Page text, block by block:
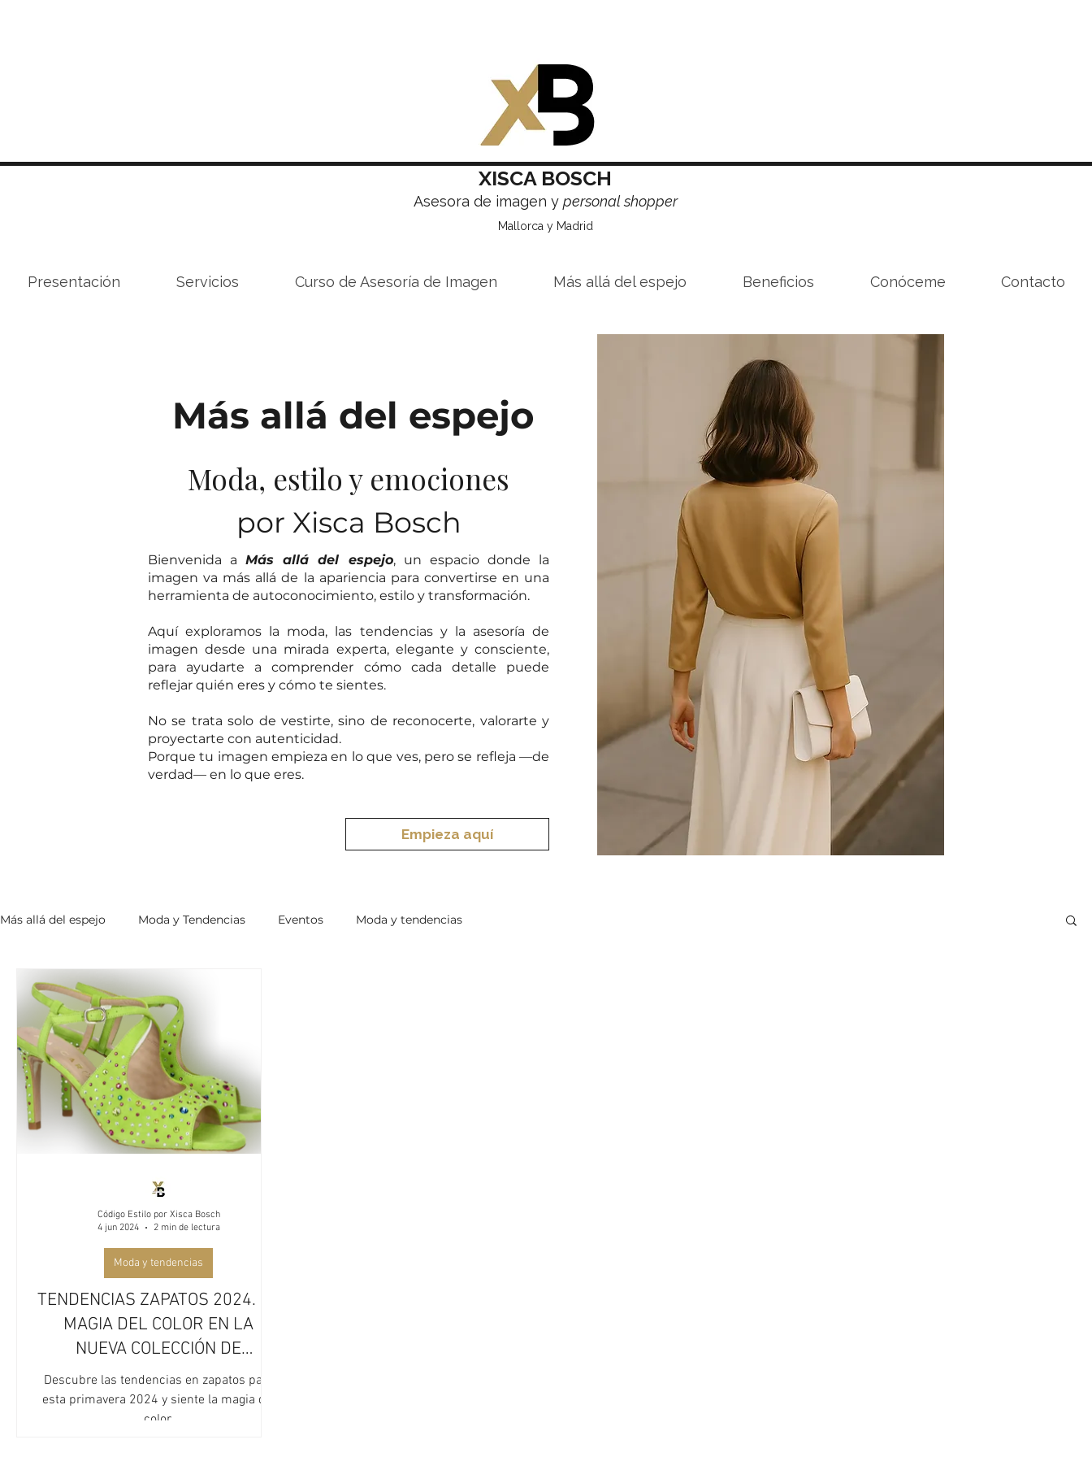
Presentación Servicios Curso de Asesoría de Imagen Más allá del espejo Beneficios Conóceme Contacto
XISCA BOSCH
Asesora de imagen y personal shopper
Mallorca y Madrid
Moda, estilo y emociones
por Xisca Bosch
Bienvenida aMás allá del espejo, un espacio donde la
imagen va más allá de la apariencia para convertirse en una
herramienta de autoconocimiento, estilo y transformación.
Aquí exploramos la moda, las tendencias y la asesoría de
imagen desde una mirada experta, elegante y consciente,
para ayudarte a comprender cómo cada detalle puede
reflejar quién eres y cómo te sientes.
No se trata solo de vestirte, sino de reconocerte, valorarte y
proyectarte con autenticidad.
Porque tu imagen empieza en lo que ves, pero se refleja —de
verdad— en lo que eres.
Empieza aquí
Más allá del espejo
Más allá del espejo Moda y Tendencias Eventos Moda y tendencias
TENDENCIAS ZAPATOS 2024. LA
MAGIA DEL COLOR EN LA
NUEVA COLECCIÓN DE
MASCARÓ
Descubre las tendencias en zapatos para
esta primavera 2024 y siente la magia del
color.
Moda y tendencias
Código Estilo por Xisca Bosch
4 jun 2024
2 min de lectura